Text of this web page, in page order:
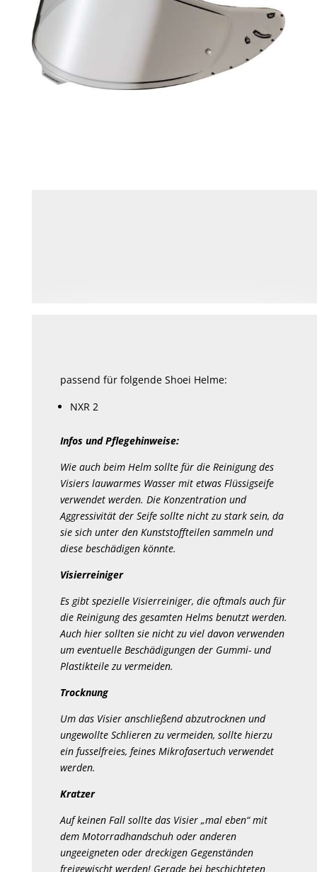
passend für folgende Shoei Helme:
NXR 2
Infos und Pflegehinweise:
Wie auch beim Helm sollte für die Reinigung des
Visiers lauwarmes Wasser mit etwas Flüssigseife
verwendet werden. Die Konzentration und
Aggressivität der Seife sollte nicht zu stark sein, da
sie sich unter den Kunststoffteilen sammeln und
diese beschädigen könnte.
Visierreiniger
Es gibt spezielle Visierreiniger, die oftmals auch für
die Reinigung des gesamten Helms benutzt werden.
Auch hier sollten sie nicht zu viel davon verwenden
um eventuelle Beschädigungen der Gummi- und
Plastikteile zu vermeiden.
Trocknung
Um das Visier anschließend abzutrocknen und
ungewollte Schlieren zu vermeiden, sollte hierzu
ein fusselfreies, feines Mikrofasertuch verwendet
werden.
Kratzer
Auf keinen Fall sollte das Visier „mal eben“ mit
dem Motorradhandschuh oder anderen
ungeeigneten oder dreckigen Gegenständen
freigewischt werden! Gerade bei beschichteten